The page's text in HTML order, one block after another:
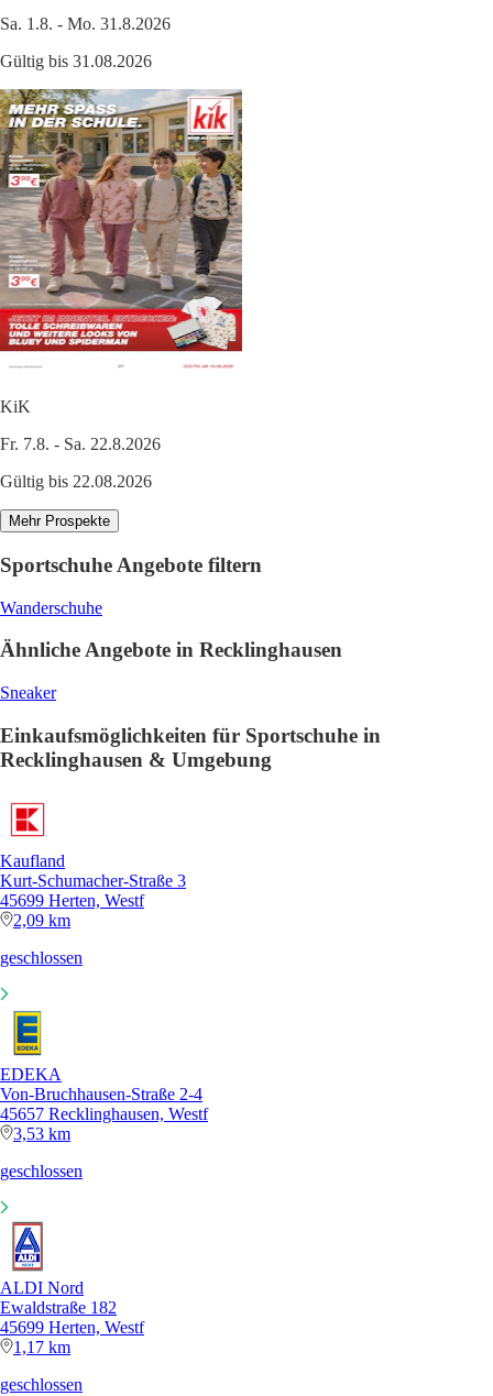
Sa. 1.8. - Mo. 31.8.2026
Gültig bis 31.08.2026
KiK
Fr. 7.8. - Sa. 22.8.2026
Gültig bis 22.08.2026
Mehr Prospekte
Sportschuhe Angebote filtern
Wanderschuhe
Ähnliche Angebote in Recklinghausen
Sneaker
Einkaufsmöglichkeiten für Sportschuhe in
Recklinghausen & Umgebung
Kaufland
Kurt-Schumacher-Straße 3
45699 Herten, Westf
2,09 km
geschlossen
EDEKA
Von-Bruchhausen-Straße 2-4
45657 Recklinghausen, Westf
3,53 km
geschlossen
ALDI Nord
Ewaldstraße 182
45699 Herten, Westf
1,17 km
geschlossen